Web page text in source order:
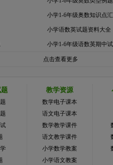
小学1-6年级奥数知识点
小学语数英试题资料大全
小学1-6年级语数英期中
点击查看更多
教学资源
数学电子课本
语文电子课本
数学教学课件
语文教学课件
小学数学教案
小学语文教案